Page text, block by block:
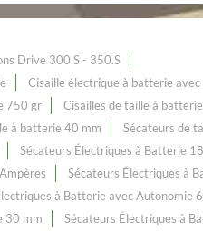
Drive 300.S - 350.S
Cisaille électrique à batterie
750 gr
Cisailles de taille à
à batterie 40 mm
Sécateurs de
Sécateurs Électriques à Batterie
Sécateurs Électriques à
à Batterie avec Autonomie
30 mm
Sécateurs Électriques à